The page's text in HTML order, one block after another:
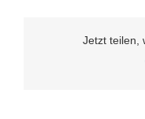
Jetzt teilen,